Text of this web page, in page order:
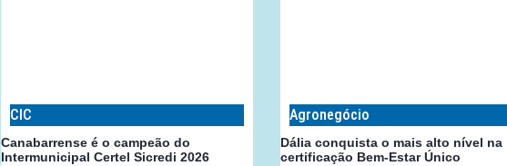
CIC
Canabarrense é o campeão do
Intermunicipal Certel Sicredi 2026
Agronegócio
Dália conquista o mais alto nível na
certificação Bem-Estar Único